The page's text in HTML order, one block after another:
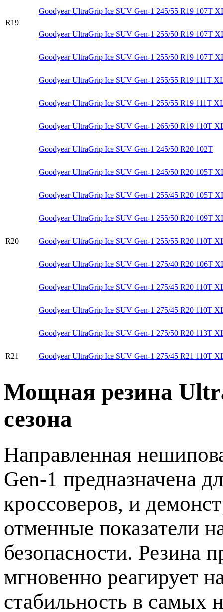
R19
Goodyear UltraGrip Ice SUV Gen-1 245/55 R19 107T
Goodyear UltraGrip Ice SUV Gen-1 255/50 R19 107T
Goodyear UltraGrip Ice SUV Gen-1 255/50 R19 107T
Goodyear UltraGrip Ice SUV Gen-1 255/55 R19 111T
Goodyear UltraGrip Ice SUV Gen-1 255/55 R19 111T
Goodyear UltraGrip Ice SUV Gen-1 265/50 R19 110T
R20
Goodyear UltraGrip Ice SUV Gen-1 245/50 R20 102T
Goodyear UltraGrip Ice SUV Gen-1 245/50 R20 105T
Goodyear UltraGrip Ice SUV Gen-1 255/45 R20 105T
Goodyear UltraGrip Ice SUV Gen-1 255/50 R20 109T
Goodyear UltraGrip Ice SUV Gen-1 255/55 R20 110T
Goodyear UltraGrip Ice SUV Gen-1 275/40 R20 106T
Goodyear UltraGrip Ice SUV Gen-1 275/45 R20 110T
Goodyear UltraGrip Ice SUV Gen-1 275/45 R20 110T
Goodyear UltraGrip Ice SUV Gen-1 275/50 R20 113T
R21 Goodyear UltraGrip Ice SUV Gen-1 275/45 R21 110T
Мощная резина
сезона
Направленная
Gen-1 предназначена
кроссоверов, и
отменные показатели
безопасности. Резина
мгновенно реагирует
стабильность в самых